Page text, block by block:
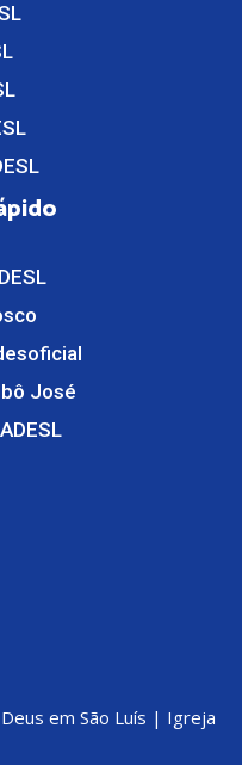
José
em São Luís | Igreja